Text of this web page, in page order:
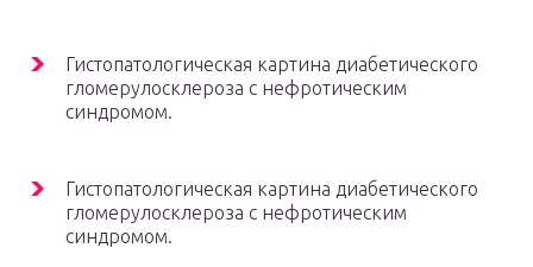
Гистопатологическая картина диабетического
гломерулосклероза с нефротическим
синдромом.
Гистопатологическая картина диабетического
гломерулосклероза с нефротическим
синдромом.